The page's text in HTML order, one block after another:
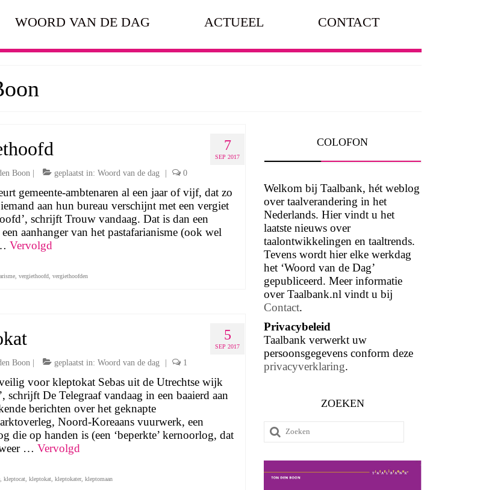
WOORD VAN DE DAG ACTUEEL CONTACT
7
SEP 2017
Boon| geplaatst in: Woord van de dag 0
gemeente-ambtenaren al een jaar of vijf, dat zo
aan hun bureau verschijnt met een vergiet
schrijft Trouw vandaag. Dat is dan een
aanhanger van het pastafarianisme (ook wel
Vervolgd
, vergiethoofd, vergiethoofden
5
SEP 2017
Boon| geplaatst in: Woord van de dag 1
voor kleptokat Sebas uit de Utrechtse wijk
schrijft De Telegraaf vandaag in een baaierd aan
berichten over het geknapte
Noord-Koreaans vuurwerk, een
die op handen is (een ‘beperkte’ kernoorlog, dat
… Vervolgd
, kleptocat, kleptokat, kleptokater, kleptomaan
COLOFON
Welkom bij Taalbank, hét weblog
over taalverandering in het
Nederlands. Hier vindt u het
laatste nieuws over
taalontwikkelingen en taaltrends.
Tevens wordt hier elke werkdag
het ‘Woord van de Dag’
gepubliceerd. Meer informatie
over Taalbank.nl vindt u bij
Contact.
Privacybeleid
Taalbank verwerkt uw
persoonsgegevens conform deze
privacyverklaring.
ZOEKEN
Zoeken
naar: